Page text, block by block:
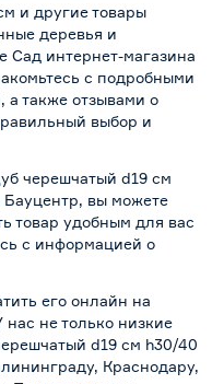
и другие товары
деревья и
Сад интернет-магазина
с подробными
а также отзывами о
выбор и
черешчатый d19 см
Бауцентр, вы можете
товар удобным для вас
с информацией о
его онлайн на
не только низкие
d19 см h30/40
Краснодару,